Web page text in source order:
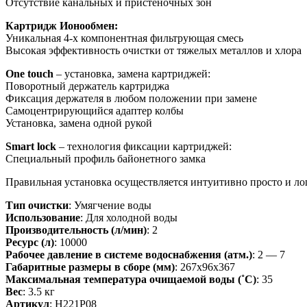
Отсутствие канальных и пристеночных зон
Картридж Ионообмен:
Уникальная 4-х компонентная фильтрующая смесь
Высокая эффективность очистки от тяжелых металлов и хлора
One touch – установка, замена картриджей:
Поворотный держатель картриджа
Фиксация держателя в любом положении при замене
Самоцентрирующийся адаптер колбы
Установка, замена одной рукой
Smart lock – технология фиксации картриджей:
Специальный профиль байонетного замка
Правильная установка осуществляется интуитивно просто и
Тип очистки: Умягчение воды
Использование: Для холодной воды
Производительность (л/мин): 2
Ресурс (л): 10000
Рабочее давление в системе водоснабжения (атм.): 2 — 7
Габаритные размеры в сборе (мм): 267х96х367
Максимальная температура очищаемой воды (˚С): 35
Вес: 3.5 кг
Артикул: Н221Р08